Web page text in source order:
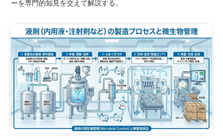
ーを専門的知見を交えて解説する。